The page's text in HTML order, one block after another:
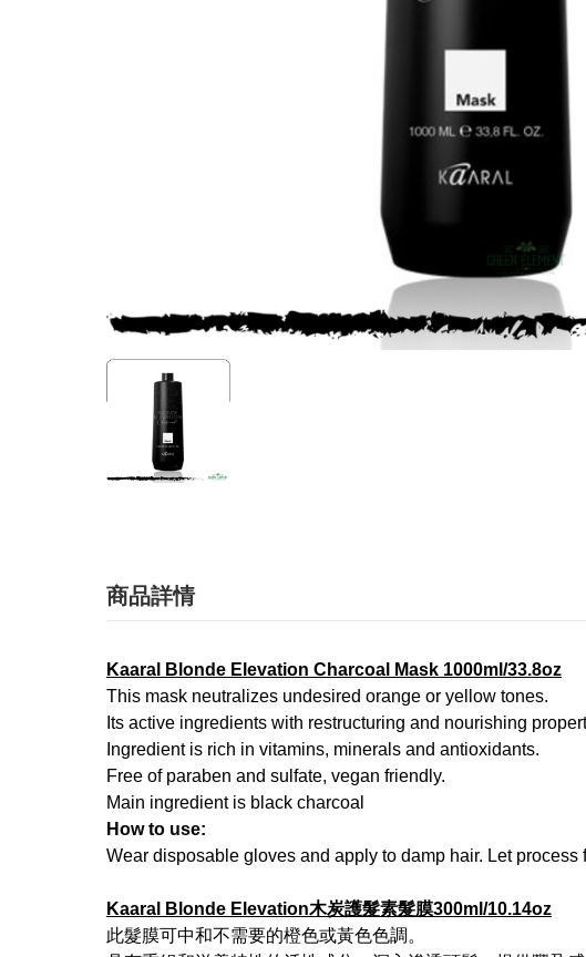
商品詳情
Kaaral Blonde Elevation Charcoal Mask 1000ml/33.8oz
This mask neutralizes undesired orange or yellow tones.
Its active ingredients with restructuring and nourishing
Ingredient is rich in vitamins, minerals and antioxidants.
Free of paraben and sulfate, vegan friendly.
Main ingredient is black charcoal
How to use:
Wear disposable gloves and apply to damp hair. Let
Kaaral Blonde Elevation木炭護髮素髮膜300ml/10.14oz
此髮膜可中和不需要的橙色或黃色色調。